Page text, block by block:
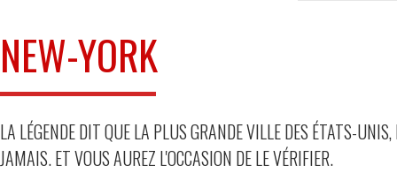
NEW-YORK
LA LÉGENDE DIT QUE LA PLUS GRANDE VILLE DES ÉTATS-
JAMAIS. ET VOUS AUREZ L'OCCASION DE LE VÉRIFIER.